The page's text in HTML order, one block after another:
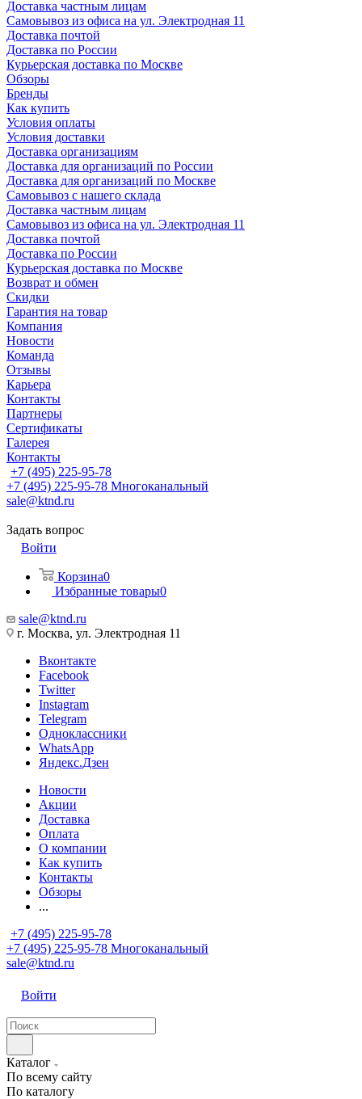
Доставка частным лицам
Самовывоз из офиса на ул. Электродная 11
Доставка почтой
Доставка по России
Курьерская доставка по Москве
Обзоры
Бренды
Как купить
Условия оплаты
Условия доставки
Доставка организациям
Доставка для организаций по России
Доставка для организаций по Москве
Самовывоз с нашего склада
Доставка частным лицам
Самовывоз из офиса на ул. Электродная 11
Доставка почтой
Доставка по России
Курьерская доставка по Москве
Возврат и обмен
Скидки
Гарантия на товар
Компания
Новости
Команда
Отзывы
Карьера
Контакты
Партнеры
Сертификаты
Галерея
Контакты
+7 (495) 225-95-78
+7 (495) 225-95-78 Многоканальный
sale@ktnd.ru
Задать вопрос
Войти
Корзина0
Избранные товары0
sale@ktnd.ru
г. Москва, ул. Электродная 11
Вконтакте
Facebook
Twitter
Instagram
Telegram
Одноклассники
WhatsApp
Яндекс.Дзен
Новости
Акции
Доставка
Оплата
О компании
Как купить
Контакты
Обзоры
...
+7 (495) 225-95-78
+7 (495) 225-95-78 Многоканальный
sale@ktnd.ru
Войти
Каталог
По всему сайту
По каталогу